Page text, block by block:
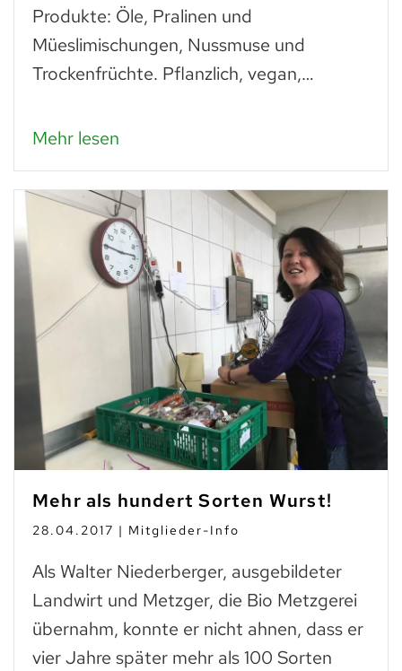
Produkte: Öle, Pralinen und
Müeslimischungen, Nussmuse und
Trockenfrüchte. Pflanzlich, vegan,…
Mehr lesen
Mehr als hundert Sorten Wurst!
28.04.2017 | Mitglieder-Info
Als Walter Niederberger, ausgebildeter
Landwirt und Metzger, die Bio Metzgerei
übernahm, konnte er nicht ahnen, dass er
vier Jahre später mehr als 100 Sorten